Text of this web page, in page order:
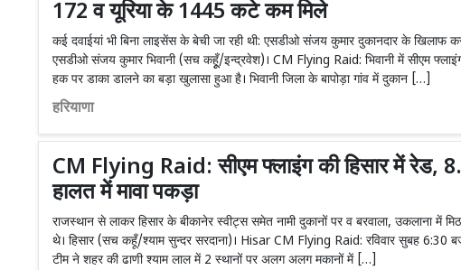
172 व यूरिया के 1445 कटे कम मिले
कई दवाईयां भी बिना लाइसेंस के बेची जा रही थी: एसडीओ संजय कुमार दुकानदार के खिलाफ
एसडीओ संजय कुमार भिवानी (सच कहूूँ/इन्द्रवेश)। CM Flying Raid: भिवानी में सीएम
हक पर डाका डालने का बड़ा खुलासा हुआ है। भिवानी जिला के बापोड़ा गांव में दुकान […]
हरियाणा
CM Flying Raid: सीएम फ्लाइंग की हिसार में रेड,
हालत में मावा पकड़ा
राजस्थान से लाकर हिसार के बीकानेर स्वीट्स समेत नामी दुकानों पर व बरवाला, उकलाना में
थे। हिसार (सच कहूँ/श्याम सुन्दर सरदाना)। Hisar CM Flying Raid: रविवार सुबह 6:30
टीम ने शहर की ढाणी श्याम लाल में 2 स्थानों पर अलग अलग मकानों में […]